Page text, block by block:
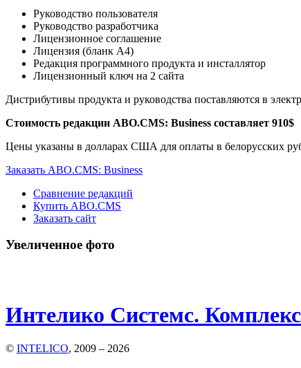
Руководство пользователя
Руководство разработчика
Лицензионное соглашение
Лицензия (бланк А4)
Редакция программного продукта и инсталлятор
Лицензионный ключ на 2 сайта
Дистрибутивы продукта и руководства поставляются в
Стоимость редакции ABO.CMS: Business составляет 910$
Цены указаны в долларах США для оплаты в белорусских
Заказать ABO.CMS: Business
Сравнение редакций
Купить ABO.CMS
Заказать сайт
Увеличенное фото
Интелико Системс.
© INTELICO, 2009 – 2026